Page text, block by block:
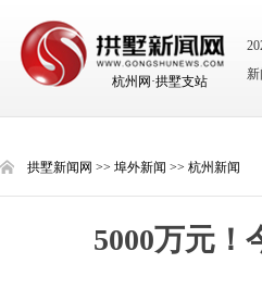
杭州网·拱墅支站
新
拱墅新闻网 >> 埠外新闻 >> 杭州新闻
5000万元！